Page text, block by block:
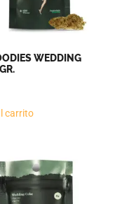
WEDDING
carrito